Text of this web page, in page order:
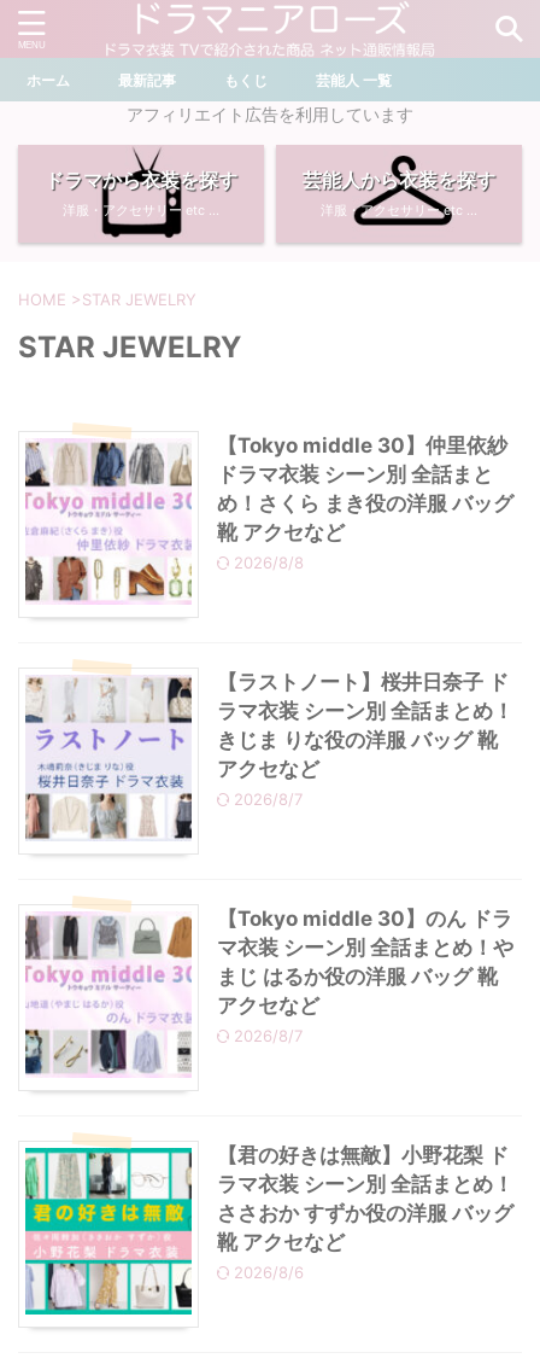
＼ ドラマ・芸能人を検索 ／
おすすめ検索ワード
川口春奈
・石原さとみ
・ 菜々緒
・多部未華子
・広瀬すず
・あのクズ
・無能の鷹
・ 若草物語
・ライオンの隠れ家
・サイレント
・ 腕時計
ホーム 最新記事 もくじ 芸能人 一覧
アフィリエイト広告を利用しています
ドラマから衣装を探す
洋服・アクセサリー etc ...
芸能人から衣装を探す
洋服・アクセサリー etc ...
HOME >STAR JEWELRY
STAR JEWELRY
【Tokyo middle 30】仲里依紗
ドラマ衣装 シーン別 全話まと
め！さくら まき役の洋服 バッグ
靴 アクセなど
2026/8/8
【ラストノート】桜井日奈子 ド
ラマ衣装 シーン別 全話まとめ！
きじま りな役の洋服 バッグ 靴
アクセなど
2026/8/7
【Tokyo middle 30】のん ドラ
マ衣装 シーン別 全話まとめ！や
まじ はるか役の洋服 バッグ 靴
アクセなど
2026/8/7
【君の好きは無敵】小野花梨 ド
ラマ衣装 シーン別 全話まとめ！
ささおか すずか役の洋服 バッグ
靴 アクセなど
2026/8/6